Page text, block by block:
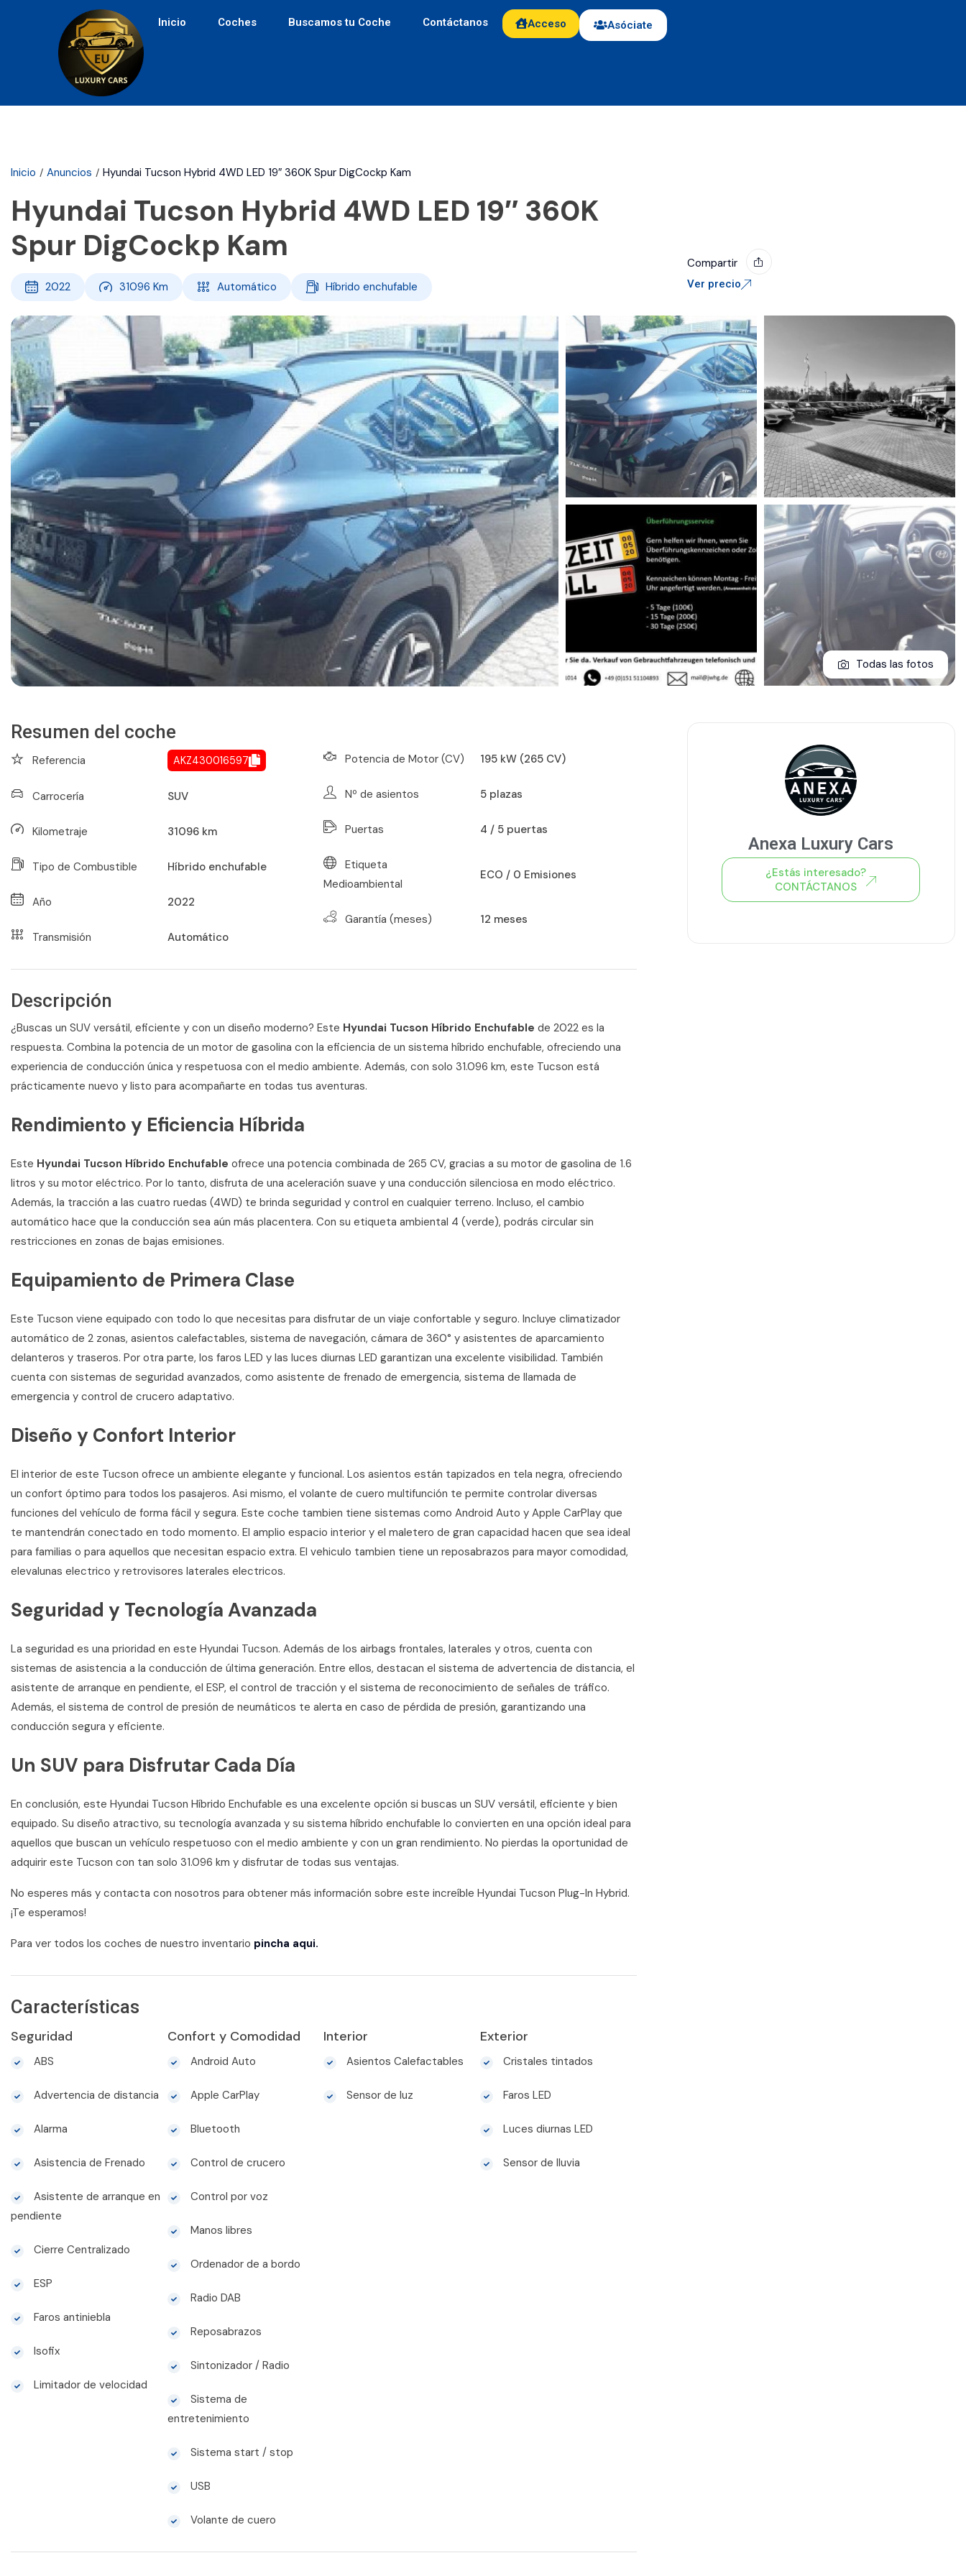
Inicio Coches Buscamos tu Coche Contáctanos Acceso Asóciate
Inicio Anuncios Hyundai Tucson Hybrid 4WD LED 19″ 360K Spur DigCockp Kam
Hyundai Tucson Hybrid 4WD LED 19″ 360K
Spur DigCockp Kam
2022 31096 Km Automático Híbrido enchufable
Compartir
Ver precio
Todas las fotos
Resumen del coche
Referencia AKZ430016597
Carrocería SUV
Kilometraje 31096 km
Tipo de Combustible Híbrido enchufable
Año 2022
Transmisión Automático
Potencia de Motor (CV) 195 kW (265 CV)
Nº de asientos 5 plazas
Puertas 4 / 5 puertas
Etiqueta
Medioambiental
ECO / 0 Emisiones
Garantía (meses) 12 meses
Descripción
¿Buscas un SUV versátil, eficiente y con un diseño moderno? Este Hyundai Tucson Híbrido Enchufable de 2022 es la
respuesta. Combina la potencia de un motor de gasolina con la eficiencia de un sistema híbrido enchufable, ofreciendo una
experiencia de conducción única y respetuosa con el medio ambiente. Además, con solo 31.096 km, este Tucson está
prácticamente nuevo y listo para acompañarte en todas tus aventuras.
Rendimiento y Eficiencia Híbrida
Este Hyundai Tucson Híbrido Enchufable ofrece una potencia combinada de 265 CV, gracias a su motor de gasolina de 1.6
litros y su motor eléctrico. Por lo tanto, disfruta de una aceleración suave y una conducción silenciosa en modo eléctrico.
Además, la tracción a las cuatro ruedas (4WD) te brinda seguridad y control en cualquier terreno. Incluso, el cambio
automático hace que la conducción sea aún más placentera. Con su etiqueta ambiental 4 (verde), podrás circular sin
restricciones en zonas de bajas emisiones.
Equipamiento de Primera Clase
Este Tucson viene equipado con todo lo que necesitas para disfrutar de un viaje confortable y seguro. Incluye climatizador
automático de 2 zonas, asientos calefactables, sistema de navegación, cámara de 360° y asistentes de aparcamiento
delanteros y traseros. Por otra parte, los faros LED y las luces diurnas LED garantizan una excelente visibilidad. También
cuenta con sistemas de seguridad avanzados, como asistente de frenado de emergencia, sistema de llamada de
emergencia y control de crucero adaptativo.
Diseño y Confort Interior
El interior de este Tucson ofrece un ambiente elegante y funcional. Los asientos están tapizados en tela negra, ofreciendo
un confort óptimo para todos los pasajeros. Asi mismo, el volante de cuero multifunción te permite controlar diversas
funciones del vehículo de forma fácil y segura. Este coche tambien tiene sistemas como Android Auto y Apple CarPlay que
te mantendrán conectado en todo momento. El amplio espacio interior y el maletero de gran capacidad hacen que sea ideal
para familias o para aquellos que necesitan espacio extra. El vehiculo tambien tiene un reposabrazos para mayor comodidad,
elevalunas electrico y retrovisores laterales electricos.
Seguridad y Tecnología Avanzada
La seguridad es una prioridad en este Hyundai Tucson. Además de los airbags frontales, laterales y otros, cuenta con
sistemas de asistencia a la conducción de última generación. Entre ellos, destacan el sistema de advertencia de distancia, el
asistente de arranque en pendiente, el ESP, el control de tracción y el sistema de reconocimiento de señales de tráfico.
Además, el sistema de control de presión de neumáticos te alerta en caso de pérdida de presión, garantizando una
conducción segura y eficiente.
Un SUV para Disfrutar Cada Día
En conclusión, este Hyundai Tucson Híbrido Enchufable es una excelente opción si buscas un SUV versátil, eficiente y bien
equipado. Su diseño atractivo, su tecnología avanzada y su sistema híbrido enchufable lo convierten en una opción ideal para
aquellos que buscan un vehículo respetuoso con el medio ambiente y con un gran rendimiento. No pierdas la oportunidad de
adquirir este Tucson con tan solo 31.096 km y disfrutar de todas sus ventajas.
No esperes más y contacta con nosotros para obtener más información sobre este increíble Hyundai Tucson Plug-In Hybrid.
¡Te esperamos!
Para ver todos los coches de nuestro inventario pincha aqui.
Características
Seguridad
ABS
Advertencia de distancia
Alarma
Asistencia de Frenado
Asistente de arranque en
pendiente
Cierre Centralizado
ESP
Faros antiniebla
Isofix
Limitador de velocidad
Confort y Comodidad
Android Auto
Apple CarPlay
Bluetooth
Control de crucero
Control por voz
Manos libres
Ordenador de a bordo
Radio DAB
Reposabrazos
Sintonizador / Radio
Sistema de
entretenimiento
Sistema start / stop
USB
Volante de cuero
Interior
Asientos Calefactables
Sensor de luz
Exterior
Cristales tintados
Faros LED
Luces diurnas LED
Sensor de lluvia
Anexa Luxury Cars
¿Estás interesado?
CONTÁCTANOS